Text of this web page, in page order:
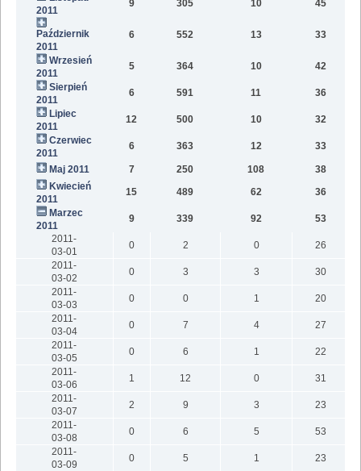
2011
9 305 10 45
Październik
2011
6 552 13 33
Wrzesień
2011
5 364 10
42
Sierpień
2011
6 591 11
36
Lipiec
2011
12 500 10
32
Czerwiec
2011
6 363 12 33
Maj 2011 7 250 108
38
Kwiecień
2011
15 489 62
36
Marzec
2011
9 339 92
53
2011-
03-01
0 2 0
26
2011-
03-02
0 3 3
30
2011-
03-03
0 0 1
20
2011-
03-04
0 7 4
27
2011-
03-05
0 6 1
22
2011-
03-06
1 12 0
31
2011-
03-07
2 9 3
23
2011-
03-08
0 6 5
53
2011-
03-09
0 5 1
23